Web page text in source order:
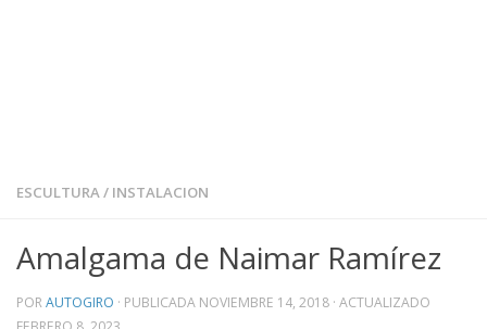
ESCULTURA/ INSTALACION
Amalgama de Naimar Ramírez
PORAUTOGIRO · PUBLICADA NOVIEMBRE 14, 2018 · ACTUALIZADO